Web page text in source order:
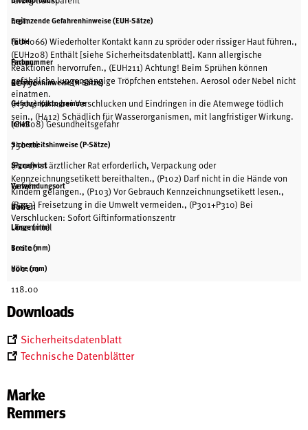
nein
Ergänzende Gefahrenhinweise (EUH-Sätze)
(EUH066) Wiederholter Kontakt kann zu spröder oder rissiger Haut führen.,
(EUH208) Enthält [siehe Sicherheitsdatenblatt]. Kann allergische
Reaktionen hervorrufen., (EUH211) Achtung! Beim Sprühen können
gefährliche lungengängige Tröpfchen entstehen. Aerosol oder Nebel nicht
einatmen.
Farbe
Braun
Farbnummer
RC-790
Gefahrenhinweise (H-Sätze)
(H304) Kann bei Verschlucken und Eindringen in die Atemwege tödlich
sein., (H412) Schädlich für Wasserorganismen, mit langfristiger Wirkung.
Gefahrenpiktogramme
(GHS08) Gesundheitsgefahr
Inhalt
750 ml
Sicherheitshinweise (P-Sätze)
(P101) Ist ärztlicher Rat erforderlich, Verpackung oder
Kennzeichnungsetikett bereithalten., (P102) Darf nicht in die Hände von
Kindern gelangen., (P103) Vor Gebrauch Kennzeichnungsetikett lesen.,
(P273) Freisetzung in die Umwelt vermeiden., (P301+P310) Bei
Verschlucken: Sofort Giftinformationszentr
Signalwort
Gefahr
Verwendungsort
außen
Basis
Lösemittel
Länge (mm)
101.00
Breite (mm)
100.00
Höhe (mm)
118.00
Downloads
Sicherheitsdatenblatt
Technische Datenblätter
Marke
Remmers